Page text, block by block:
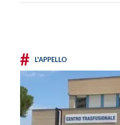
# L'APPELLO